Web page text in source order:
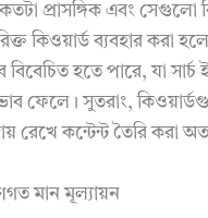
প্রাসঙ্গিক এবং সেগুলো
কিওয়ার্ড ব্যবহার করা
বিবেচিত হতে পারে, যা সার্চ
ফেলে। সুতরাং,
রেখে কন্টেন্ট তৈরি করা
মান মূল্যায়ন